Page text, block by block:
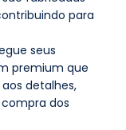
para
seus
premium que
detalhes,
dos